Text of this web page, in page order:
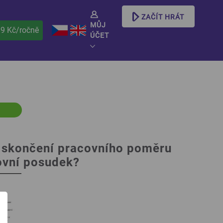
Kč/ročně
MŮJ
ÚČET
ZAČÍT HRÁT
pracovního poměru
posudek?